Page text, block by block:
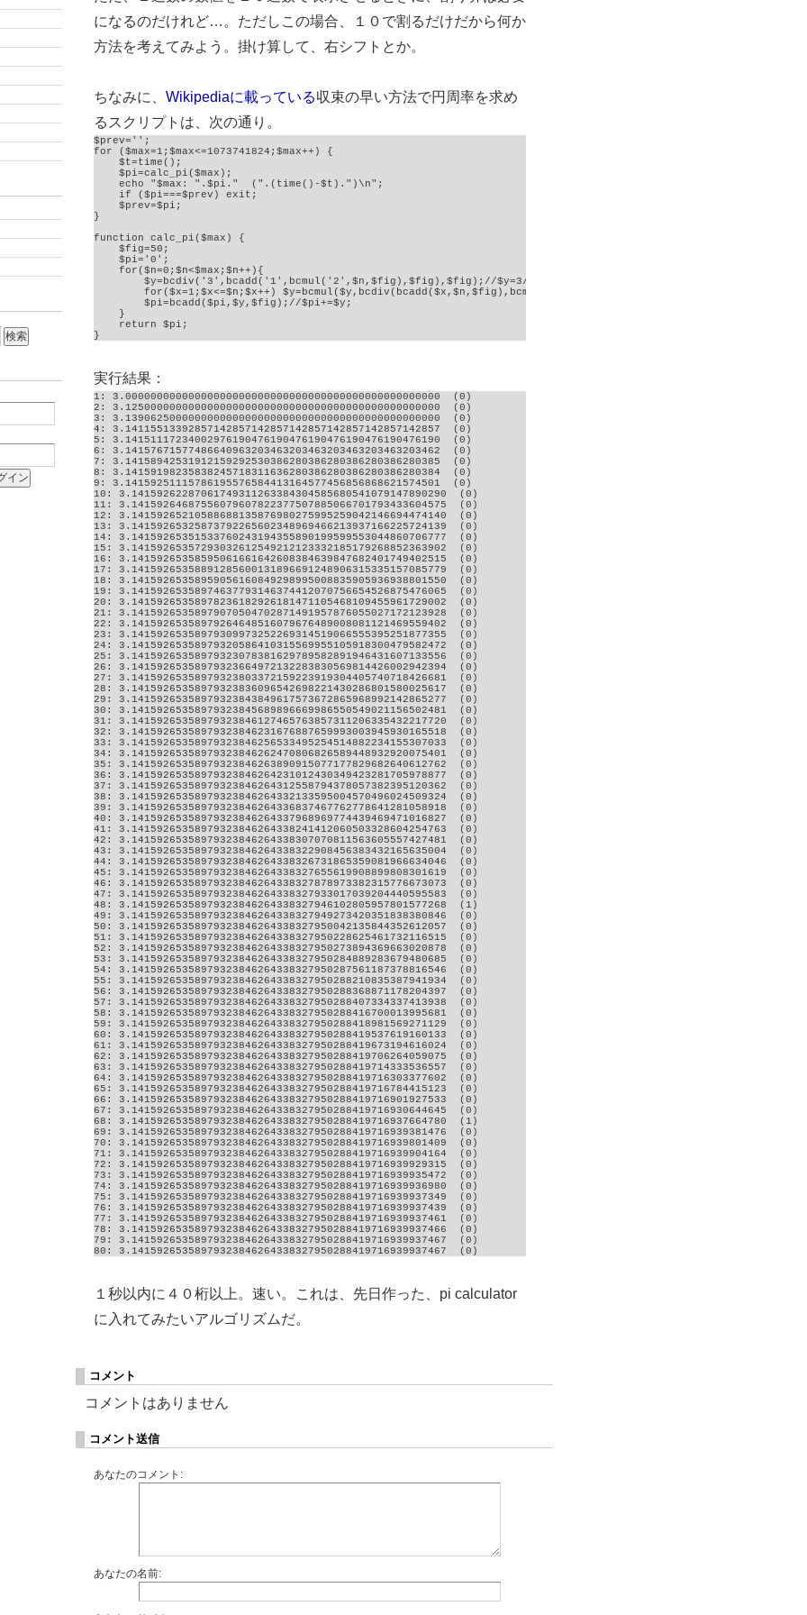
になるのだけれど…。ただしこの場合、１０で割るだけだから何か
方法を考えてみよう。掛け算して、右シフトとか。
ちなみに、 Wikipediaに載っている収束の早い方法で円周率を求め
るスクリプトは、次の通り。
$prev='';
for ($max=1;$max<=1073741824;$max++) {
$t=time();
$pi=calc_pi($max);
echo "$max: ".$pi."  (".(time()-$t).")\n";
if ($pi===$prev) exit;
$prev=$pi;
}
function calc_pi($max) {
$fig=50;
$pi='0';
for($n=0;$n<$max;$n++){
$y=bcdiv('3',bcadd('1',bcmul('2',$n,$fig),$fig),$fig);//$y=3/(2*$n+1);
for($x=1;$x<=$n;$x++) $y=bcmul($y,bcdiv(bcadd($x,$n,$fig),bcmul('16',$x,$fig),$fig),$fig);//$y*=($x+$n)/
$pi=bcadd($pi,$y,$fig);//$pi+=$y;
}
return $pi;
}
実行結果：
1: 3.00000000000000000000000000000000000000000000000000  (0)
2: 3.12500000000000000000000000000000000000000000000000  (0)
3: 3.13906250000000000000000000000000000000000000000000  (0)
4: 3.14115513392857142857142857142857142857142857142857  (0)
5: 3.14151117234002976190476190476190476190476190476190  (0)
6: 3.14157671577486640963203463203463203463203463203462  (0)
7: 3.14158942531912159292530386280386280386280386280385  (0)
8: 3.14159198235838245718311636280386280386280386280384  (0)
9: 3.14159251115786195576584413164577456856868621574501  (0)
10: 3.14159262287061749311263384304585680541079147890290  (0)
11: 3.14159264687556079607822377507885066701793433604575  (0)
12: 3.14159265210588688135876980275995259042146694474140  (0)
13: 3.14159265325873792265602348969466213937166225724139  (0)
14: 3.14159265351533760243194355890199599553044860706777  (0)
15: 3.14159265357293032612549212123332185179268852363902  (0)
16: 3.14159265358595061661642608384639847682401749402515  (0)
17: 3.14159265358891285600131896691248906315335157085779  (0)
18: 3.14159265358959056160849298995008835905936938801550  (0)
19: 3.14159265358974637793146374412070756654526875476065  (0)
20: 3.14159265358978236182926181471105468109455961729002  (0)
21: 3.14159265358979070504702871491957876055027172123928  (0)
22: 3.14159265358979264648516079676489008081121469559402  (0)
23: 3.14159265358979309973252269314519066555395251877355  (0)
24: 3.14159265358979320586410315569955105918300479582472  (0)
25: 3.14159265358979323078381629789582891946431607133556  (0)
26: 3.14159265358979323664972132283830569814426002942394  (0)
27: 3.14159265358979323803372159223919304405740718426681  (0)
28: 3.14159265358979323836096542698221430286801580025617  (0)
29: 3.14159265358979323843849617573672865968992142865277  (0)
30: 3.14159265358979323845689896669986550549021156502481  (0)
31: 3.14159265358979323846127465763857311206335432217720  (0)
32: 3.14159265358979323846231676887659993003945930165518  (0)
33: 3.14159265358979323846256533495254514882234155307033  (0)
34: 3.14159265358979323846262470806826589448932920075401  (0)
35: 3.14159265358979323846263890915077177829682640612762  (0)
36: 3.14159265358979323846264231012430349423281705978877  (0)
37: 3.14159265358979323846264312558794378057382395120362  (0)
38: 3.14159265358979323846264332133595004570496024509324  (0)
39: 3.14159265358979323846264336837467762778641281058918  (0)
40: 3.14159265358979323846264337968969774439469471016827  (0)
41: 3.14159265358979323846264338241412060503328604254763  (0)
42: 3.14159265358979323846264338307070811563605557427481  (0)
43: 3.14159265358979323846264338322908456383432165635004  (0)
44: 3.14159265358979323846264338326731865359081966634046  (0)
45: 3.14159265358979323846264338327655619908899808301619  (0)
46: 3.14159265358979323846264338327878973382315776673073  (0)
47: 3.14159265358979323846264338327933017039204440595583  (0)
48: 3.14159265358979323846264338327946102805957801577268  (1)
49: 3.14159265358979323846264338327949273420351838380846  (0)
50: 3.14159265358979323846264338327950042135844352612057  (0)
51: 3.14159265358979323846264338327950228625461732116515  (0)
52: 3.14159265358979323846264338327950273894369663020878  (0)
53: 3.14159265358979323846264338327950284889283679480685  (0)
54: 3.14159265358979323846264338327950287561187378816546  (0)
55: 3.14159265358979323846264338327950288210835387941934  (0)
56: 3.14159265358979323846264338327950288368871178204397  (0)
57: 3.14159265358979323846264338327950288407334337413938  (0)
58: 3.14159265358979323846264338327950288416700013995681  (0)
59: 3.14159265358979323846264338327950288418981569271129  (0)
60: 3.14159265358979323846264338327950288419537619160133  (0)
61: 3.14159265358979323846264338327950288419673194616024  (0)
62: 3.14159265358979323846264338327950288419706264059075  (0)
63: 3.14159265358979323846264338327950288419714333536557  (0)
64: 3.14159265358979323846264338327950288419716303377602  (0)
65: 3.14159265358979323846264338327950288419716784415123  (0)
66: 3.14159265358979323846264338327950288419716901927533  (0)
67: 3.14159265358979323846264338327950288419716930644645  (0)
68: 3.14159265358979323846264338327950288419716937664780  (1)
69: 3.14159265358979323846264338327950288419716939381476  (0)
70: 3.14159265358979323846264338327950288419716939801409  (0)
71: 3.14159265358979323846264338327950288419716939904164  (0)
72: 3.14159265358979323846264338327950288419716939929315  (0)
73: 3.14159265358979323846264338327950288419716939935472  (0)
74: 3.14159265358979323846264338327950288419716939936980  (0)
75: 3.14159265358979323846264338327950288419716939937349  (0)
76: 3.14159265358979323846264338327950288419716939937439  (0)
77: 3.14159265358979323846264338327950288419716939937461  (0)
78: 3.14159265358979323846264338327950288419716939937466  (0)
79: 3.14159265358979323846264338327950288419716939937467  (0)
80: 3.14159265358979323846264338327950288419716939937467  (0)
１秒以内に４０桁以上。速い。これは、先日作った、pi calculator
に入れてみたいアルゴリズムだ。
コメント
コメントはありません
コメント送信
あなたのコメント:
あなたの名前: